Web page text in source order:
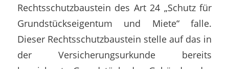
Rechtsschutzbaustein des Art 24 „Schutz für
Grundstückseigentum und Miete“ falle.
Dieser Rechtsschutzbaustein stelle auf das in
der Versicherungsurkunde bereits